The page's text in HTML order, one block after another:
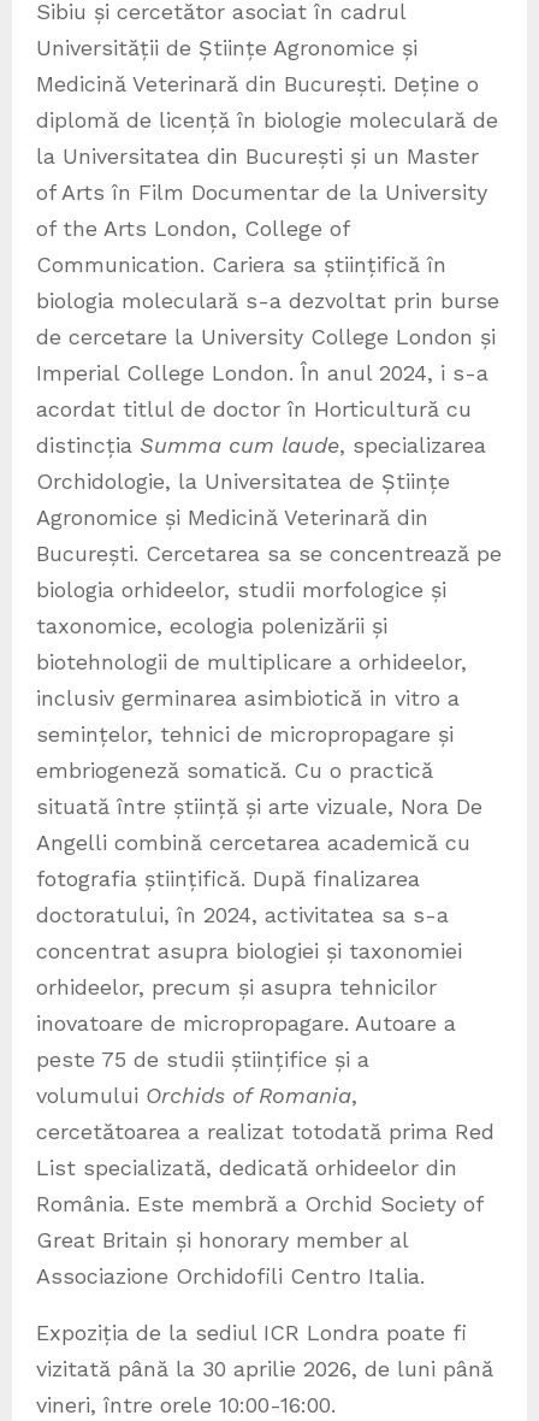
Sibiu și cercetător asociat în cadrul
Universității de Științe Agronomice și
Medicină Veterinară din București. Deține o
diplomă de licență în biologie moleculară de
la Universitatea din București și un Master
of Arts în Film Documentar de la University
of the Arts London, College of
Communication. Cariera sa științifică în
biologia moleculară s-a dezvoltat prin burse
de cercetare la University College London și
Imperial College London. În anul 2024, i s-a
acordat titlul de doctor în Horticultură cu
distincția Summa cum laude, specializarea
Orchidologie, la Universitatea de Științe
Agronomice și Medicină Veterinară din
București. Cercetarea sa se concentrează pe
biologia orhideelor, studii morfologice și
taxonomice, ecologia polenizării și
biotehnologii de multiplicare a orhideelor,
inclusiv germinarea asimbiotică in vitro a
semințelor, tehnici de micropropagare și
embriogeneză somatică. Cu o practică
situată între știință și arte vizuale, Nora De
Angelli combină cercetarea academică cu
fotografia științifică. După finalizarea
doctoratului, în 2024, activitatea sa s-a
concentrat asupra biologiei și taxonomiei
orhideelor, precum și asupra tehnicilor
inovatoare de micropropagare. Autoare a
peste 75 de studii științifice și a
volumului Orchids of Romania,
cercetătoarea a realizat totodată prima Red
List specializată, dedicată orhideelor din
România. Este membră a Orchid Society of
Great Britain și honorary member al
Associazione Orchidofili Centro Italia.
Expoziția de la sediul ICR Londra poate fi
vizitată până la 30 aprilie 2026, de luni până
vineri, între orele 10:00-16:00.